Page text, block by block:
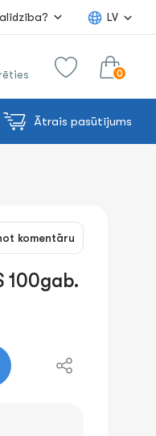
LV
0
Ātrais pasūtījums
komentāru
100gab.